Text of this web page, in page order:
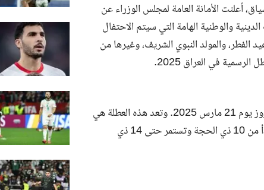
أعلنت الأمانة العامة لمجلس الوزراء عن
من المناسبات الدينية والوطنية الهامة التي سيتم الاحتفال
والمولد النبوي الشريف، وغيرها من
وفقاً للجدول الرسمي، ستصادف العطلة الرسمية المقبلة في العراق بمناسبة عيد النوروز يوم 21 مارس 2025. وتعد هذه العطلة هي
الثالثة للمواطنين خلال هذا العام، لتتبعها مباشرة عطلة عيد الفطر المبارك، التي ستبدأ من 10 ذي الحجة وتستمر حتى 14 ذي